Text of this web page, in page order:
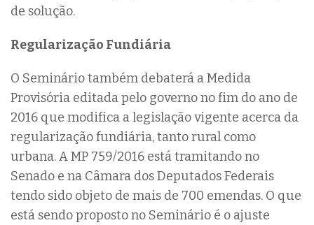
de solução.
Regularização Fundiária
O Seminário também debaterá a Medida
Provisória editada pelo governo no fim do ano de
2016 que modifica a legislação vigente acerca da
regularização fundiária, tanto rural como
urbana. A MP 759/2016 está tramitando no
Senado e na Câmara dos Deputados Federais
tendo sido objeto de mais de 700 emendas. O que
está sendo proposto no Seminário é o ajuste